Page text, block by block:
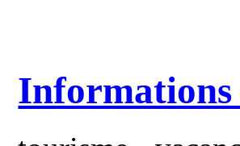
Informations